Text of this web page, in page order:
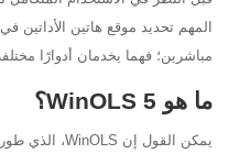
المهم تحديد موقع هاتين الأداتين
مباشرين؛ فهما يخدمان أدوارًا
ما هو WinOLS 5؟